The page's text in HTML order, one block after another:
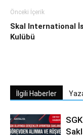
Önceki İçerik
Skal International
Kulübü
İlgili Haberler